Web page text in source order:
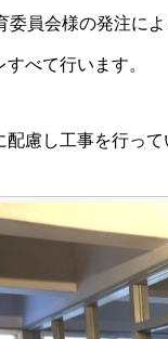
委員会様の発注に
べて行います。
配慮し工事を行っ